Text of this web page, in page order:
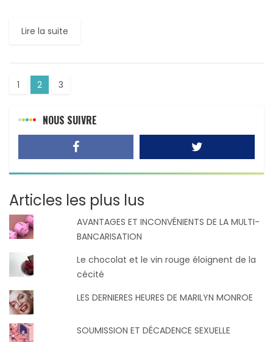
Lire la suite
1 2 3
NOUS SUIVRE
Articles les plus lus
AVANTAGES ET INCONVÉNIENTS DE LA MULTI-
BANCARISATION
Le chocolat et le vin rouge éloignent de la
cécité
LES DERNIERES HEURES DE MARILYN MONROE
SOUMISSION ET DÉCADENCE SEXUELLE